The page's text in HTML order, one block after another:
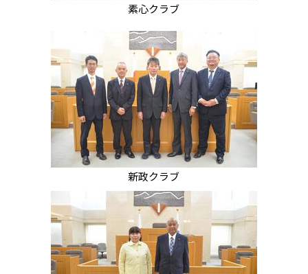
素心クラブ
新政クラブ